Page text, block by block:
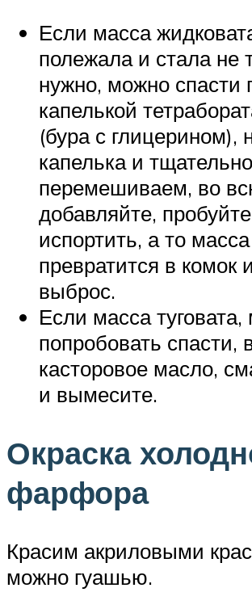
Если масса
полежала и стала не
нужно, можно спасти
капелькой
(бура с глицерином),
капелька и тщательно
перемешиваем, во
добавляйте,
испортить, а то масса
превратится в комок
выброс.
Если масса
попробовать спасти,
касторовое масло,
и вымесите.
Окраска
фарфора
Красим акриловыми
можно гуашью.